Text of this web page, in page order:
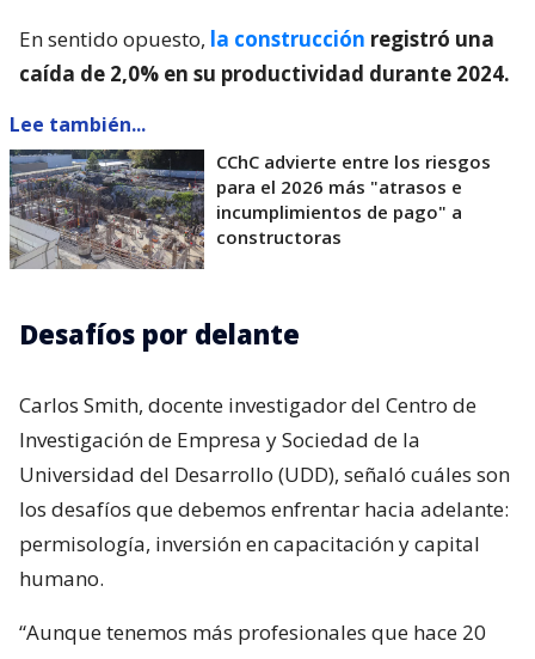
En sentido opuesto, la construcción registró una
caída de 2,0% en su productividad durante 2024.
Lee también...
CChC advierte entre los riesgos
para el 2026 más "atrasos e
incumplimientos de pago" a
constructoras
Desafíos por delante
Carlos Smith, docente investigador del Centro de
Investigación de Empresa y Sociedad de la
Universidad del Desarrollo (UDD), señaló cuáles son
los desafíos que debemos enfrentar hacia adelante:
permisología, inversión en capacitación y capital
humano.
“Aunque tenemos más profesionales que hace 20